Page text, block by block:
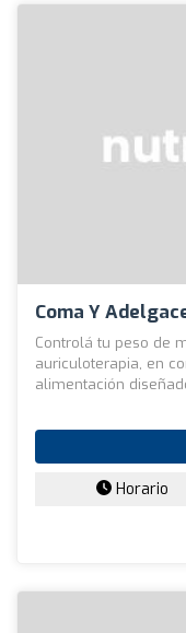
Coma Y
Controlá tu peso de
auriculoterapia, en
alimentación
Horario